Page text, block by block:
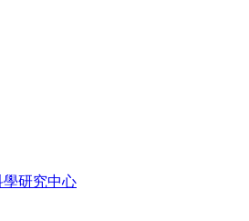
研究中心